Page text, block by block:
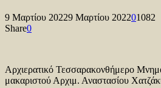
9 Μαρτίου 20229 Μαρτίου 202201082
Share0
Αρχιερατικό Τεσσαρακονθήμερο
μακαριστού Αρχιμ. Αναστασίου